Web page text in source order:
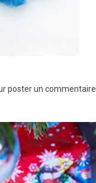
poster un commentaire